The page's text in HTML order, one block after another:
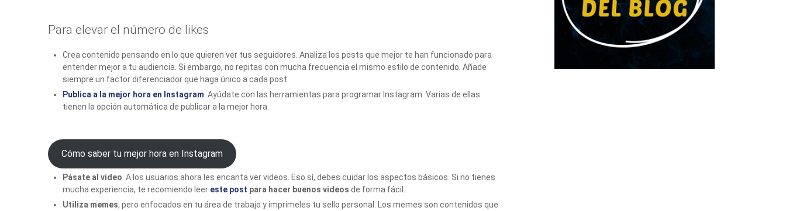
Para elevar el número de likes
Crea contenido pensando en lo que quieren ver tus seguidores. Analiza los posts que mejor te han funcionado para
entender mejor a tu audiencia. Si embargo, no repitas con mucha frecuencia el mismo estilo de contenido. Añade
siempre un factor diferenciador que haga único a cada post.
Publica a la mejor hora en Instagram . Ayúdate con las herramientas para programar Instagram. Varias de ellas
tienen la opción automática de publicar a la mejor hora.
Cómo saber tu mejor hora en Instagram
Pásate al video . A los usuarios ahora les encanta ver videos. Eso sí, debes cuidar los aspectos básicos. Si no tienes
mucha experiencia, te recomiendo leer este post para hacer buenos videos de forma fácil.
Utiliza memes, pero enfocados en tu área de trabajo y imprímeles tu sello personal. Los memes son contenidos que